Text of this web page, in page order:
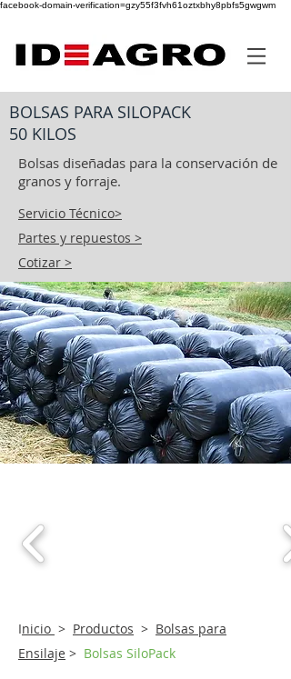
facebook-domain-verification=gzy55f3fvh61oztxbhy8pbfs5gwgwm
BOLSAS PARA SILOPACK
50 KILOS
Bolsas diseñadas para la conservación de
granos y forraje.
Servicio Técnico>
Partes y repuestos >
Cotizar >
Inicio > Productos > Bolsas para
Ensilaje > Bolsas SiloPack